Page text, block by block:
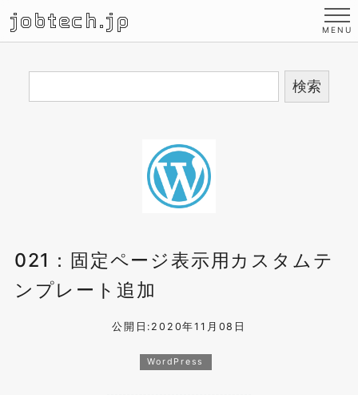
jobtech.jp
021：固定ページ表示用カスタムテ
ンプレート追加
公開日:2020年11月08日
WordPress